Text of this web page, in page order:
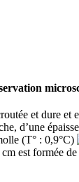
et dure et
d’une
(T° : 0,9°C)
est formée